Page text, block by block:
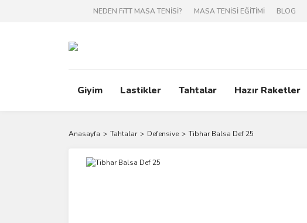
NEDEN FiTT MASA TENİSİ? MASA TENİSİ EĞİTİMİ BLOG
Giyim Lastikler Tahtalar Hazır Raketler
Anasayfa Tahtalar Defensive Tibhar Balsa Def 25